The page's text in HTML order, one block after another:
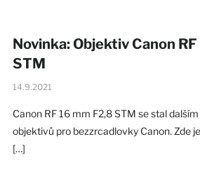
Novinka: Objektiv Canon
STM
14.9.2021
Canon RF 16 mm F2,8 STM se stal
objektivů pro bezzrcadlovky Canon. Zde
[…]